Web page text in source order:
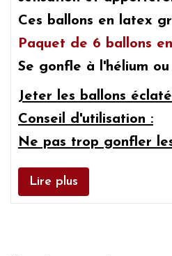
Ces ballons en latex
Paquet de 6 ballons
Se gonfle à l'hélium
Jeter les ballons
Conseil d'utilisation :
Ne pas trop gonfler
Lire plus